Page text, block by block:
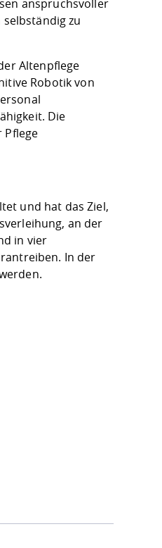
anspruchsvoller
zu
Altenpflege
Robotik von
Die
Pflege
und hat das Ziel,
an der
in vier
In der